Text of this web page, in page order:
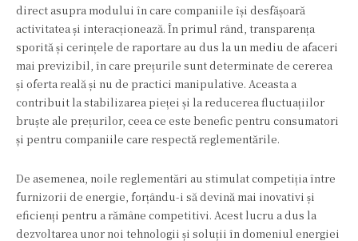
direct asupra modului în care companiile își desfășoară
activitatea și interacționează. În primul rând, transparența
sporită și cerințele de raportare au dus la un mediu de afaceri
mai previzibil, în care prețurile sunt determinate de cererea
și oferta reală și nu de practici manipulative. Aceasta a
contribuit la stabilizarea pieței și la reducerea fluctuațiilor
bruște ale prețurilor, ceea ce este benefic pentru consumatori
și pentru companiile care respectă reglementările.
De asemenea, noile reglementări au stimulat competiția între
furnizorii de energie, forțându-i să devină mai inovativi și
eficienți pentru a rămâne competitivi. Acest lucru a dus la
dezvoltarea unor noi tehnologii și soluții în domeniul energiei